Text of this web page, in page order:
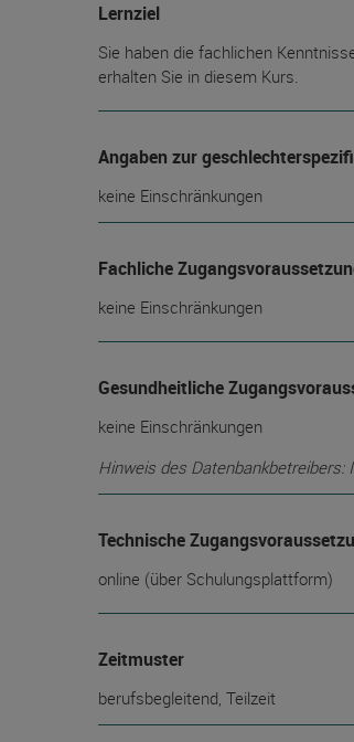
Lernziel
Sie haben die fachlichen
erhalten Sie in diesem Kurs.
Angaben zur
keine Einschränkungen
Fachliche
keine Einschränkungen
Gesundheitliche
keine Einschränkungen
Hinweis des Datenbankbetreibers:
Technische
online (über Schulungsplattform)
Zeitmuster
berufsbegleitend, Teilzeit